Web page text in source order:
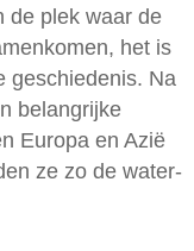
de plek waar de
het is
geschiedenis. Na
belangrijke
Europa en Azië
ze zo de water-